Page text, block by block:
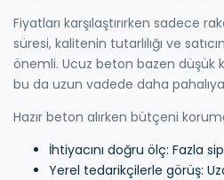
Fiyatları karşılaştırırken sadece
süresi, kalitenin tutarlılığı ve
önemli. Ucuz beton bazen düşük
bu da uzun vadede daha
Hazır beton alırken bütçeni
İhtiyacını doğru ölç: Fazla
Yerel tedarikçilerle görüş: